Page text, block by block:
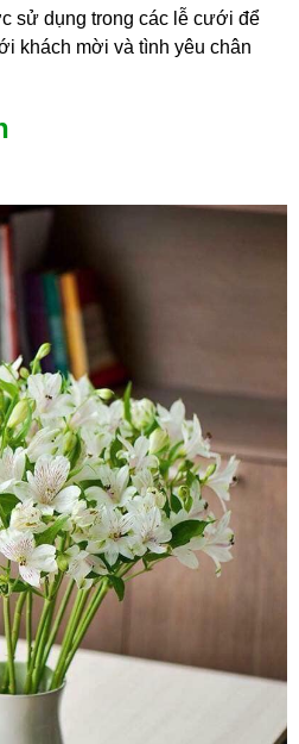
sử dụng trong các lễ cưới để
khách mời và tình yêu chân